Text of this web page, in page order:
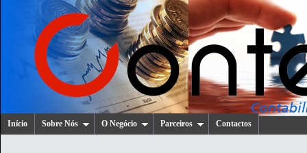
Início Sobre Nós O Negócio Parceiros Contactos